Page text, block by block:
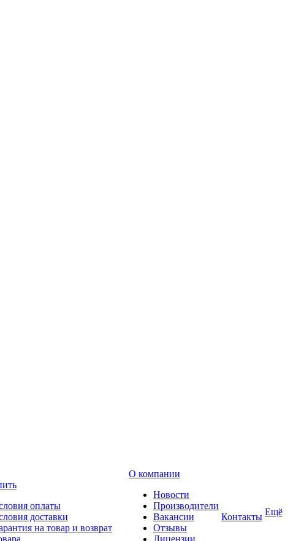
оплаты
доставки
на товар и возврат
О компании
Новости
Производители
Вакансии
Отзывы
Лицензии
Контакты Ещё